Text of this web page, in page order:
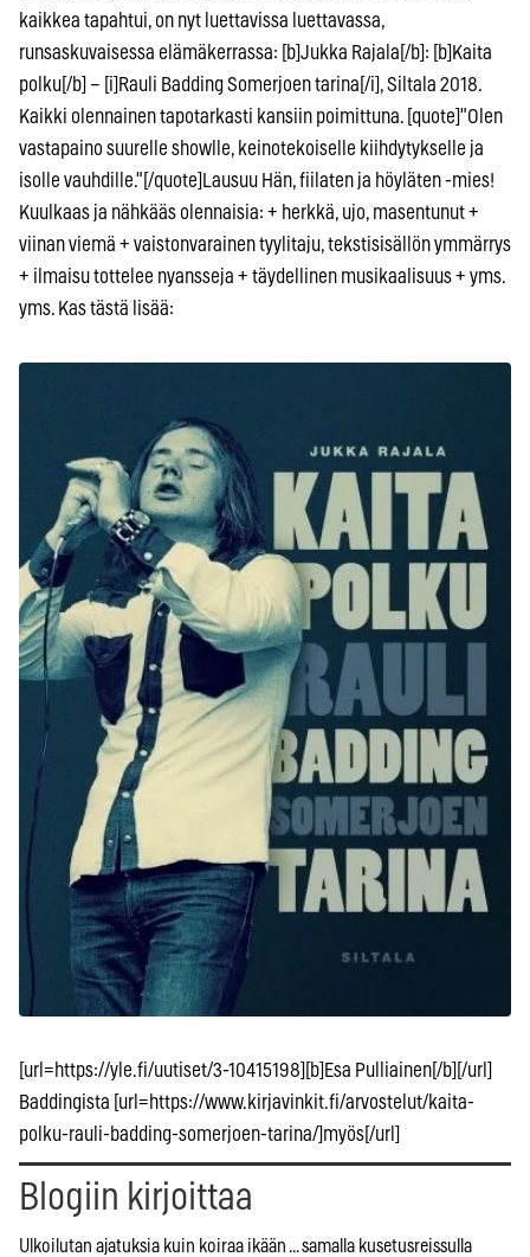
kaikkea tapahtui, on nyt luettavissa luettavassa,
runsaskuvaisessa elämäkerrassa: [b]Jukka Rajala[/b]: [b]Kaita
polku[/b] – [i]Rauli Badding Somerjoen tarina[/i], Siltala 2018.
Kaikki olennainen tapotarkasti kansiin poimittuna. [quote]"Olen
vastapaino suurelle showlle, keinotekoiselle kiihdytykselle ja
isolle vauhdille."[/quote]Lausuu Hän, fiilaten ja höyläten -mies!
Kuulkaas ja nähkääs olennaisia: + herkkä, ujo, masentunut +
viinan viemä + vaistonvarainen tyylitaju, tekstisisällön ymmärrys
+ ilmaisu tottelee nyansseja + täydellinen musikaalisuus + yms.
yms. Kas tästä lisää:
[url=https://yle.fi/uutiset/3-10415198][b]Esa Pulliainen[/b][/url]
Baddingista [url=https://www.kirjavinkit.fi/arvostelut/kaita-
polku-rauli-badding-somerjoen-tarina/]myös[/url]
Blogiin kirjoittaa
Ulkoilutan ajatuksia kuin koiraa ikään ... samalla kusetusreissulla